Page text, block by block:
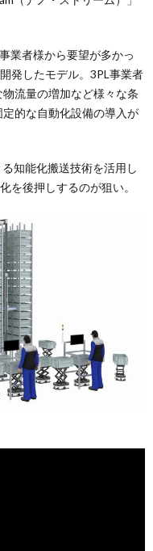
業者様から要望が多かっ
発したモデル。3PL事業者
流量の増加など様々な条
的な自動化設備の導入が
知能化搬送技術を活用し
を後押しするのが狙い。